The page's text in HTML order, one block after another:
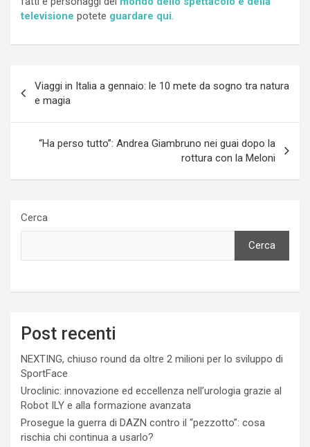
televisione potete guardare qui.
articoli
Viaggi in Italia a gennaio: le 10 mete da sogno tra natura
e magia
“Ha perso tutto”: Andrea Giambruno nei guai dopo la
rottura con la Meloni
Cerca
Cerca
Post recenti
NEXTING, chiuso round da oltre 2 milioni per lo sviluppo di
SportFace
Uroclinic: innovazione ed eccellenza nell’urologia grazie al
Robot ILY e alla formazione avanzata
Prosegue la guerra di DAZN contro il “pezzotto”: cosa
rischia chi continua a usarlo?